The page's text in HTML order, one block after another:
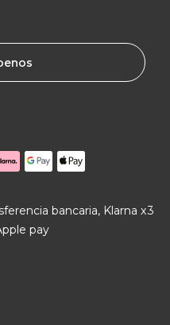
bancaria, Klarna x3
pay